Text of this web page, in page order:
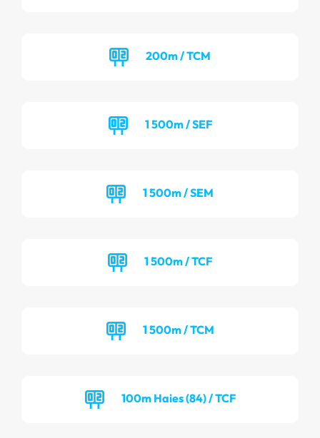
200m / TCM
1 500m / SEF
1 500m / SEM
1 500m / TCF
1 500m / TCM
100m Haies (84) / TCF